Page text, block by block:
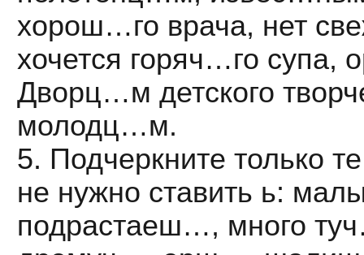
хорош…го врача, нет
хочется горяч…го супа,
Дворц…м детского
молодц…м.
5. Подчеркните только
не нужно ставить ь:
подрастаеш…, много